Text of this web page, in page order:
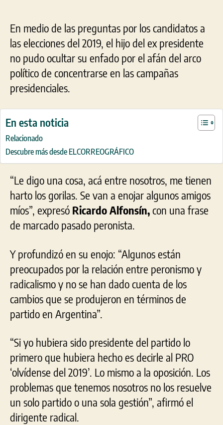
En medio de las preguntas por los candidatos a
las elecciones del 2019, el hijo del ex presidente
no pudo ocultar su enfado por el afán del arco
político de concentrarse en las campañas
presidenciales.
En esta noticia
Relacionado
Descubre más desde ELCORREOGRÁFICO
“Le digo una cosa, acá entre nosotros, me tienen
harto los gorilas. Se van a enojar algunos amigos
míos”, expresó Ricardo Alfonsín,con una frase
de marcado pasado peronista.
Y profundizó en su enojo: “Algunos están
preocupados por la relación entre peronismo y
radicalismo y no se han dado cuenta de los
cambios que se produjeron en términos de
partido en Argentina”.
“Si yo hubiera sido presidente del partido lo
primero que hubiera hecho es decirle al PRO
‘olvídense del 2019’. Lo mismo a la oposición. Los
problemas que tenemos nosotros no los resuelve
un solo partido o una sola gestión”, afirmó el
dirigente radical.